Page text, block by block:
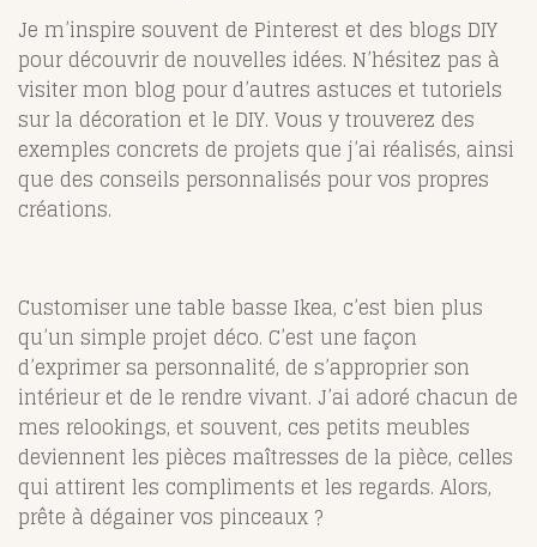
Je m’inspire souvent de Pinterest et des blogs DIY
pour découvrir de nouvelles idées. N’hésitez pas à
visiter mon blog pour d’autres astuces et tutoriels
sur la décoration et le DIY. Vous y trouverez des
exemples concrets de projets que j’ai réalisés, ainsi
que des conseils personnalisés pour vos propres
créations.
Customiser une table basse Ikea, c’est bien plus
qu’un simple projet déco. C’est une façon
d’exprimer sa personnalité, de s’approprier son
intérieur et de le rendre vivant. J’ai adoré chacun de
mes relookings, et souvent, ces petits meubles
deviennent les pièces maîtresses de la pièce, celles
qui attirent les compliments et les regards. Alors,
prête à dégainer vos pinceaux ?